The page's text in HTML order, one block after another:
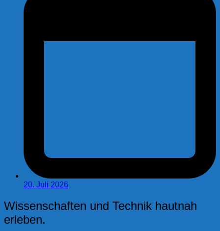
20. Juli 2026
Wissenschaften und Technik hautnah
erleben.